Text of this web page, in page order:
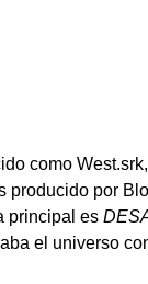
como
producido por
principal es
el universo